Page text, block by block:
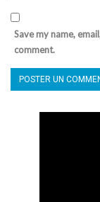
Save my name,
comment.